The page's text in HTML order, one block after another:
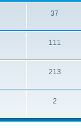
37
111
213
2